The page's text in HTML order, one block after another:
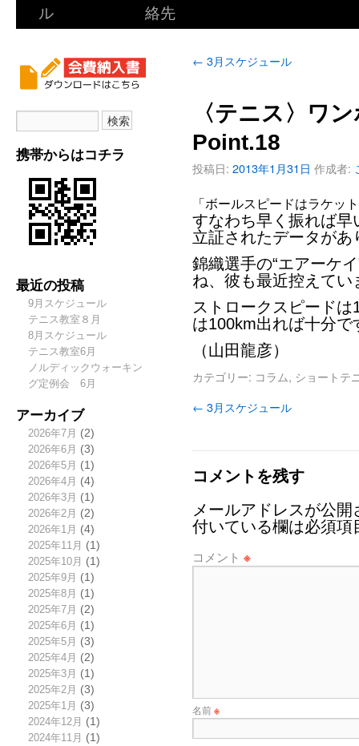
ル
絡先
携帯からはコチラ
最近の投稿
9月スケジュール
テニス教室８月
8月スケジュール
テニス教室6月
ノルディックウォーキン
グ定例会 6月
アーカイブ
2026年7月 (2)
2026年6月 (3)
2026年5月 (1)
2026年4月 (4)
2026年3月 (1)
2026年2月 (2)
2026年1月 (4)
2025年11月 (1)
2025年10月 (1)
2025年9月 (1)
2025年8月 (1)
2025年7月 (2)
2025年6月 (1)
2025年5月 (3)
2025年4月 (2)
2025年3月 (1)
2025年2月 (3)
2025年1月 (3)
2024年12月 (1)
2024年11月 (1)
← 3月スケジュール
〈テニス〉ワ
Point.18
投稿日: 2013年1月31日 作成者:
「ボールスピードはラケッ
すなわち早く振れば
立証されたデータがあ
錦織選手の“エアーケ
ね、彼も最近控えてい
ストロークスピード
は100km出れば十分
（山田龍彦）
カテゴリー: コラム, ショートテ
← 3月スケジュール
コメントを残す
メールアドレスが公
付いている欄は必須項
コメント ※
名前※